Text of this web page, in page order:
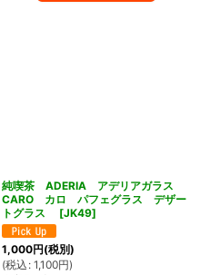
純喫茶 ADERIA アデリアガラス
CARO カロ パフェグラス デザー
トグラス
[JK49]
1,000円(税別)
(税込 : 1,100円)